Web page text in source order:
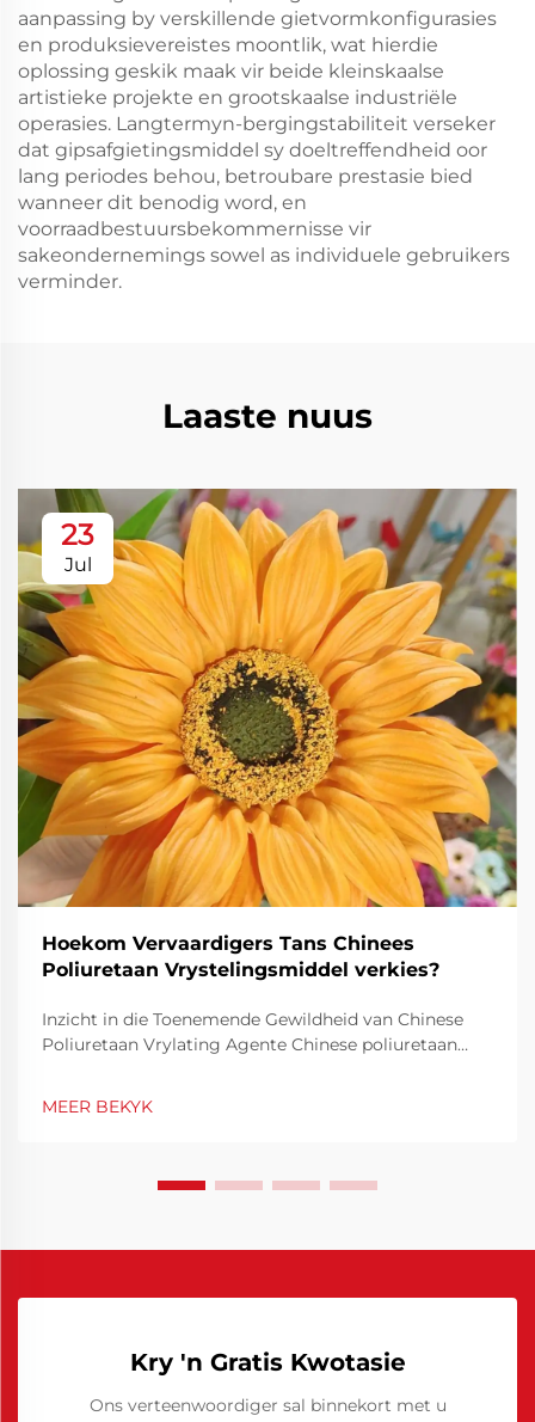
aanpassing by verskillende gietvormkonfigurasies
en produksievereistes moontlik, wat hierdie
oplossing geskik maak vir beide kleinskaalse
artistieke projekte en grootskaalse industriële
operasies. Langtermyn-bergingstabiliteit verseker
dat gipsafgietingsmiddel sy doeltreffendheid oor
lang periodes behou, betroubare prestasie bied
wanneer dit benodig word, en
voorraadbestuursbekommernisse vir
sakeondernemings sowel as individuele gebruikers
verminder.
Laaste nuus
23
Jul
Hoekom Vervaardigers Tans Chinees
Poliuretaan Vrystelingsmiddel verkies?
Inzicht in die Toenemende Gewildheid van Chinese
Poliuretaan Vrylating Agente Chinese poliuretaan
kombinasie van hoë werkverrigting en koste-
MEER BEKYK
Kry 'n Gratis Kwotasie
Ons verteenwoordiger sal binnekort met u